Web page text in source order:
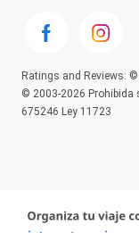
Ratings and Reviews:
© 2003-2026 Prohibida
675246 Ley 11723